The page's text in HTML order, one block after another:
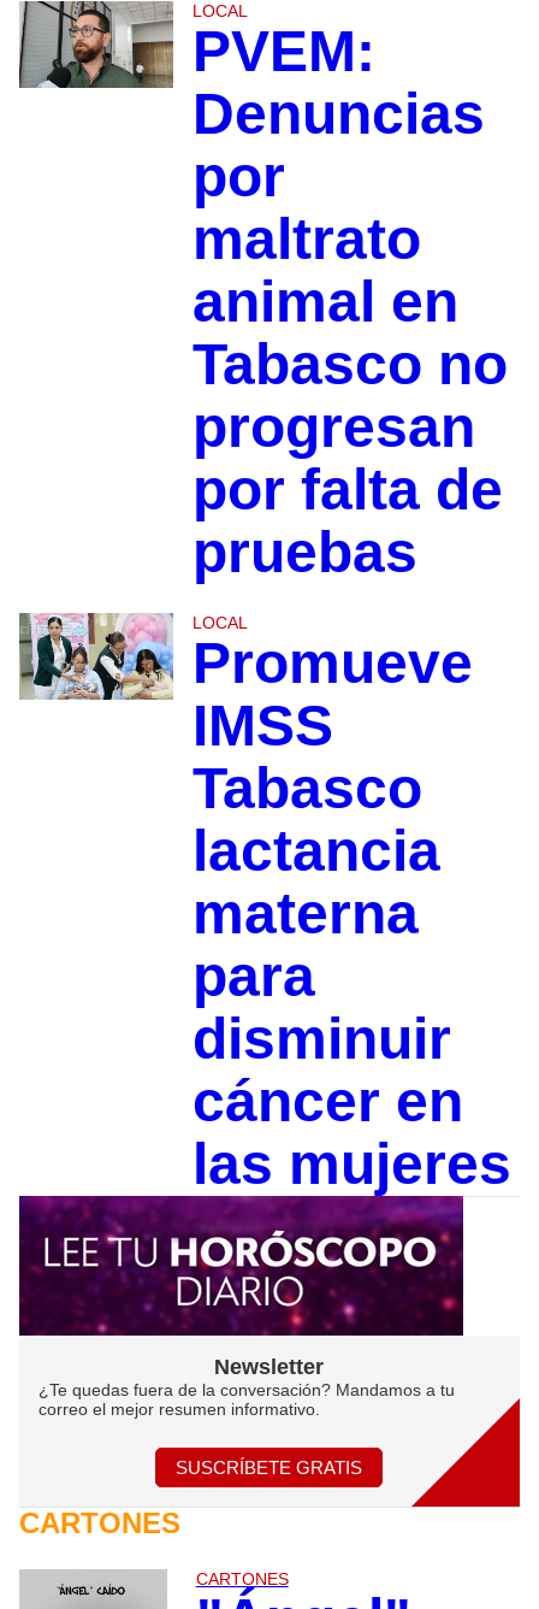
LOCAL
PVEM:
Denuncias
por
maltrato
animal en
Tabasco no
progresan
por falta de
pruebas
LOCAL
Promueve
IMSS
Tabasco
lactancia
materna
para
disminuir
cáncer en
las mujeres
Newsletter
¿Te quedas fuera de la conversación? Mandamos a tu
correo el mejor resumen informativo.
SUSCRÍBETE GRATIS
CARTONES
CARTONES